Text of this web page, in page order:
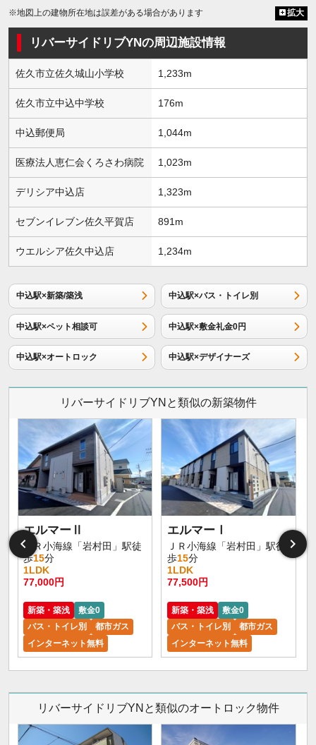
※地図上の建物所在地は誤差がある場合があります 拡大
リバーサイドリブYNの周辺施設情報
佐久市立佐久城山小学校 1,233m
佐久市立中込中学校 176m
中込郵便局 1,044m
医療法人恵仁会くろさわ病院 1,023m
デリシア中込店 1,323m
セブンイレブン佐久平賀店 891m
ウエルシア佐久中込店 1,234m
中込駅×新築/築浅 中込駅×バス・トイレ別
中込駅×ペット相談可 中込駅×敷金礼金0円
中込駅×オートロック 中込駅×デザイナーズ
リバーサイドリブYNと類似の新築物件
エルマーⅡ
ＪＲ小海線「岩村田」駅徒
歩15分
1LDK
77,000円
新築・築浅
敷金0
バス・トイレ別
都市ガス
インターネット無料
エルマーⅠ
ＪＲ小海線「岩村田」駅徒
歩15分
1LDK
77,500円
新築・築浅
敷金0
バス・トイレ別
都市ガス
インターネット無料
リバーサイドリブYNと類似のオートロック物件